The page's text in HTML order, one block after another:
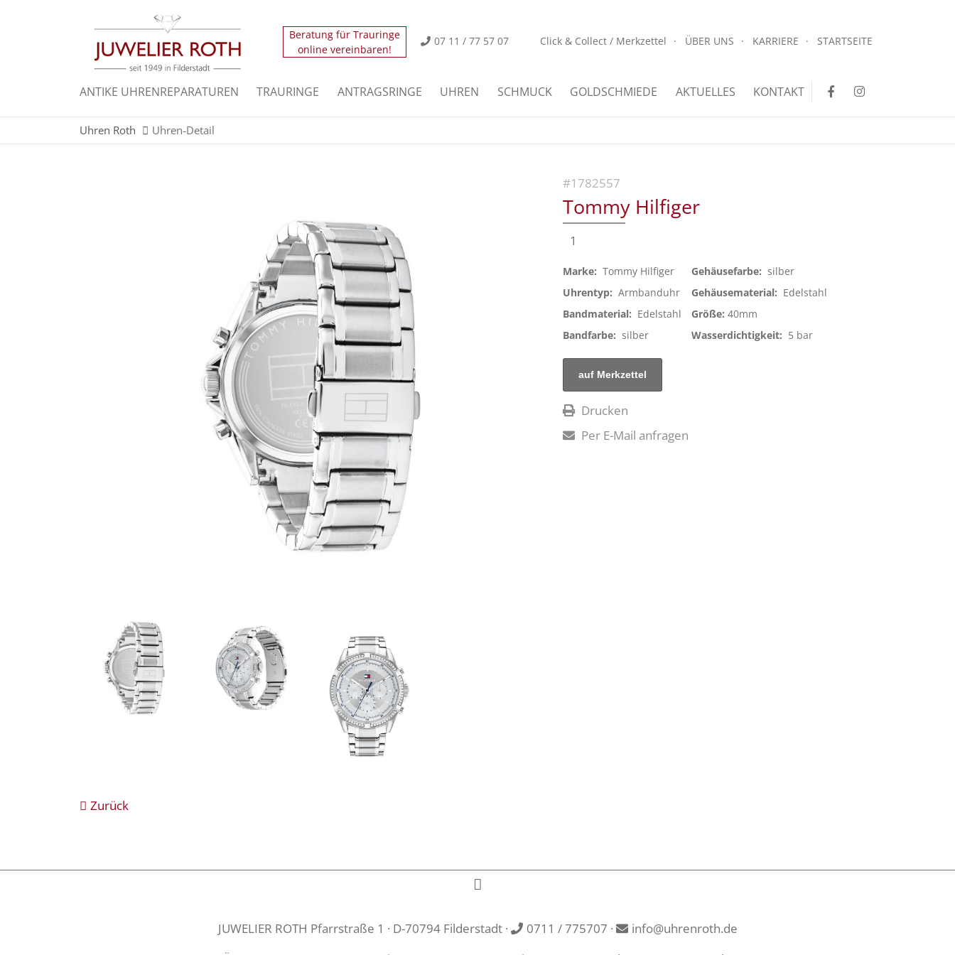
Der Eintrag "offcanvas-col1" existiert leider nicht.
Der Eintrag "offcanvas-col2" existiert leider nicht.
Der Eintrag "offcanvas-col3" existiert leider nicht.
Click & Collect / Merkzettel ÜBER UNS KARRIERE STARTSEITE
07 11 / 77 57 07
Beratung für Trauringe
online vereinbaren!
ANTIKE UHRENREPARATUREN TRAURINGE ANTRAGSRINGE UHREN SCHMUCK GOLDSCHMIEDE AKTUELLES KONTAKT
Uhren Roth Uhren-Detail
#1782557
Tommy Hilfiger
1
Marke: Tommy Hilfiger
Uhrentyp: Armbanduhr
Bandmaterial: Edelstahl
Bandfarbe: silber
Gehäusefarbe: silber
Gehäusematerial: Edelstahl
Größe: 40mm
Wasserdichtigkeit: 5 bar
Drucken
Per E-Mail anfragen
Zurück
JUWELIER ROTH Pfarrstraße 1 · D-70794 Filderstadt · 0711 / 775707 ·
info@uhrenroth.de